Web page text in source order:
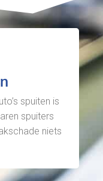
spuiten is
spuiters
niets